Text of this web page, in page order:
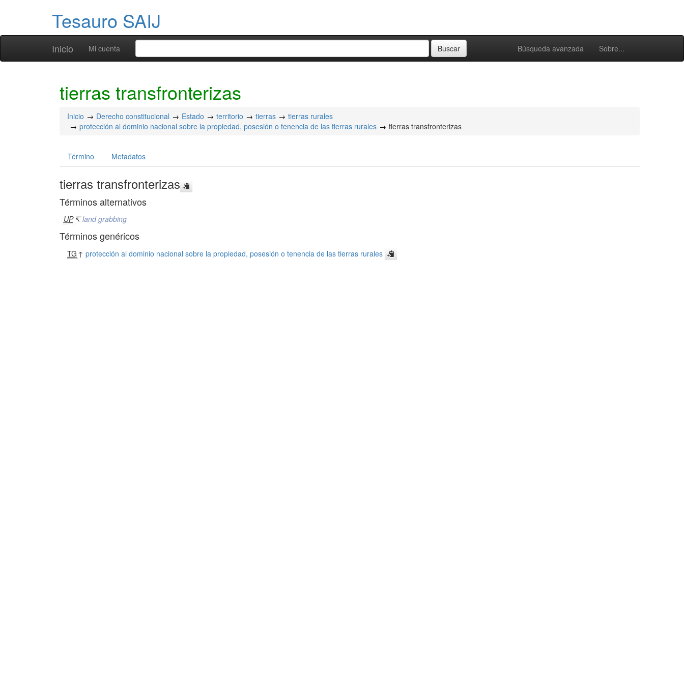
Tesauro SAIJ
Inicio Búsqueda avanzada Sobre...
Mi cuenta
tierras transfronterizas
Inicio Derecho constitucional Estado territorio tierras
tierras rurales
protección al dominio nacional sobre la propiedad, posesión o tenencia de las tierras rurales
tierras transfronterizas
Término Metadatos
tierras transfronterizas
Términos alternativos
UP ↸land grabbing
Términos genéricos
TG ↑protección al dominio nacional sobre la propiedad, posesión o tenencia de las tierras rurales